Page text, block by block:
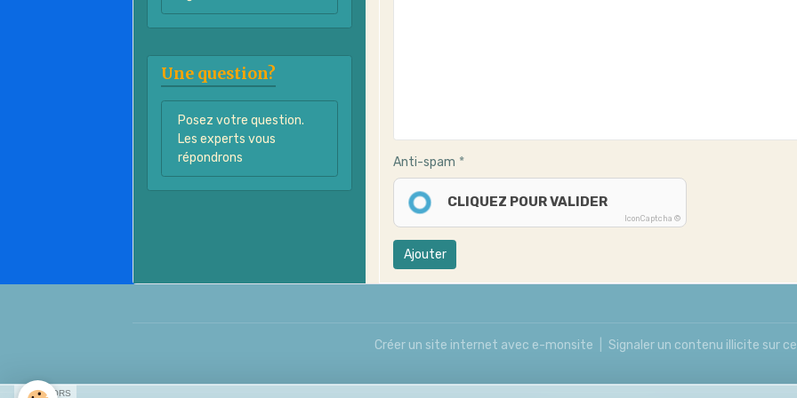
Anti-spam
CLIQUEZ POUR VALIDER
IconCaptcha ©
Ajouter
Une question?
Posez votre question.
Les experts vous
répondrons
Créer un site internet avec e-monsite Signaler un contenu illicite sur
SPONSORS